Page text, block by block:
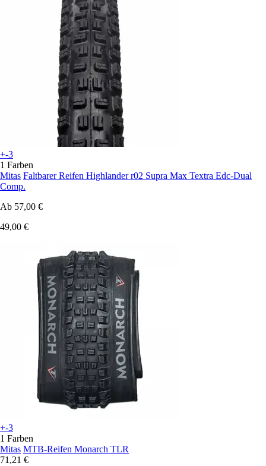
+-3
1 Farben
Mitas Faltbarer Reifen Highlander r02 Supra Max Textra Edc-Dual
Comp.
Ab 57,00 €
49,00 €
+-3
1 Farben
Mitas MTB-Reifen Monarch TLR
71,21 €